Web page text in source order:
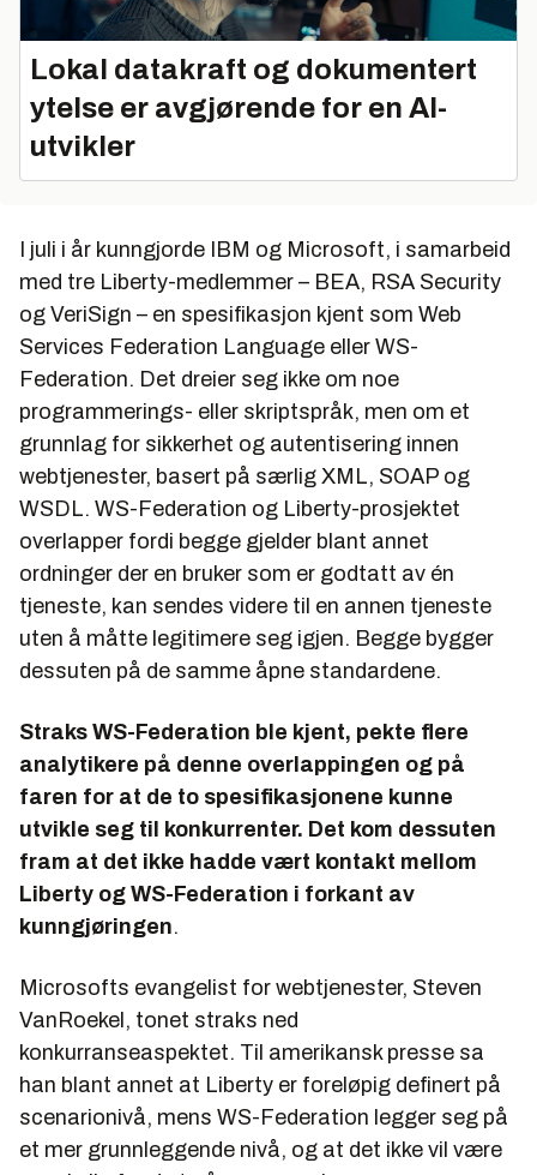
Lokal datakraft og dokumentert
ytelse er avgjørende for en AI-
utvikler
I juli i år kunngjorde IBM og Microsoft, i samarbeid
med tre Liberty-medlemmer – BEA, RSA Security
og VeriSign – en spesifikasjon kjent som Web
Services Federation Language eller WS-
Federation. Det dreier seg ikke om noe
programmerings- eller skriptspråk, men om et
grunnlag for sikkerhet og autentisering innen
webtjenester, basert på særlig XML, SOAP og
WSDL. WS-Federation og Liberty-prosjektet
overlapper fordi begge gjelder blant annet
ordninger der en bruker som er godtatt av én
tjeneste, kan sendes videre til en annen tjeneste
uten å måtte legitimere seg igjen. Begge bygger
dessuten på de samme åpne standardene.
Straks WS-Federation ble kjent, pekte flere
analytikere på denne overlappingen og på
faren for at de to spesifikasjonene kunne
utvikle seg til konkurrenter. Det kom dessuten
fram at det ikke hadde vært kontakt mellom
Liberty og WS-Federation i forkant av
kunngjøringen.
Microsofts evangelist for webtjenester, Steven
VanRoekel, tonet straks ned
konkurranseaspektet. Til amerikansk presse sa
han blant annet at Liberty er foreløpig definert på
scenarionivå, mens WS-Federation legger seg på
et mer grunnleggende nivå, og at det ikke vil være